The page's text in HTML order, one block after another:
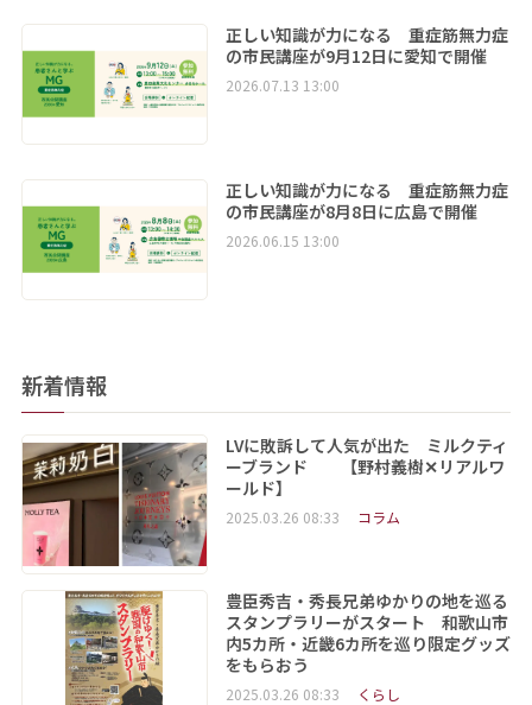
正しい知識が力になる 重症筋無力症
の市民講座が9月12日に愛知で開催
2026.07.13 13:00
正しい知識が力になる 重症筋無力症
の市民講座が8月8日に広島で開催
2026.06.15 13:00
新着情報
LVに敗訴して人気が出た ミルクティ
ーブランド 【野村義樹✕リアルワ
ールド】
2025.03.26 08:33 コラム
豊臣秀吉・秀長兄弟ゆかりの地を巡る
スタンプラリーがスタート 和歌山市
内5カ所・近畿6カ所を巡り限定グッズ
をもらおう
2025.03.26 08:33 くらし